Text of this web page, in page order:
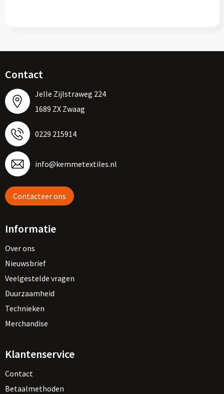
Contact
Jelle Zijlstraweg 224
1689 ZX Zwaag
0229 215914
info@kemmetextiles.nl
Contacteer ons
Informatie
Over ons
Nieuwsbrief
Veelgestelde vragen
Duurzaamheid
Technieken
Merchandise
Klantenservice
Contact
Betaalmethoden